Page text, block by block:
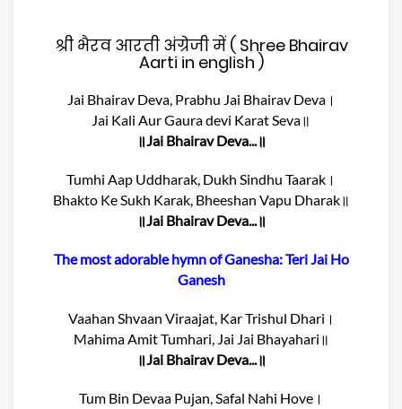
श्री भैरव आरती अंग्रेजी में ( Shree Bhairav
Aarti in english )
Jai Bhairav Deva, Prabhu Jai Bhairav Deva।
Jai Kali Aur Gaura devi Karat Seva॥
॥Jai Bhairav Deva...॥
Tumhi Aap Uddharak, Dukh Sindhu Taarak।
Bhakto Ke Sukh Karak, Bheeshan Vapu Dharak॥
॥Jai Bhairav Deva...॥
The most adorable hymn of Ganesha: Teri Jai Ho
Ganesh
Vaahan Shvaan Viraajat, Kar Trishul Dhari।
Mahima Amit Tumhari, Jai Jai Bhayahari॥
॥Jai Bhairav Deva...॥
Tum Bin Devaa Pujan, Safal Nahi Hove।